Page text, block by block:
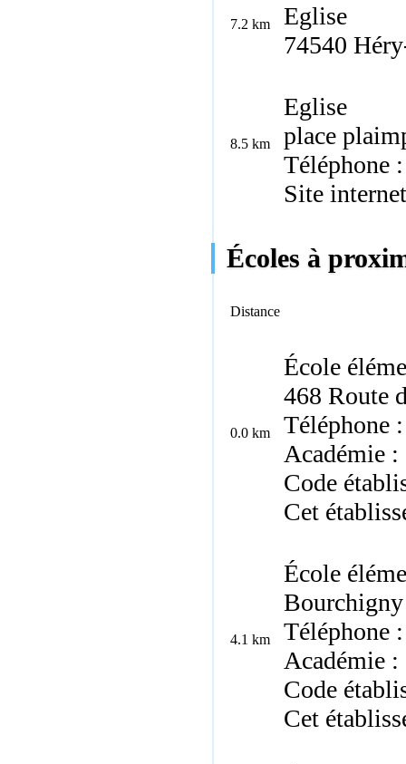
7.2 km
Eglise
74540
8.5 km
Eglise
place
Téléphone
Site
Écoles à
Distance
0.0 km
École
468 Route
Téléphone
Académie :
Code
Cet
4.1 km
École
Téléphone
Académie :
Code
Cet